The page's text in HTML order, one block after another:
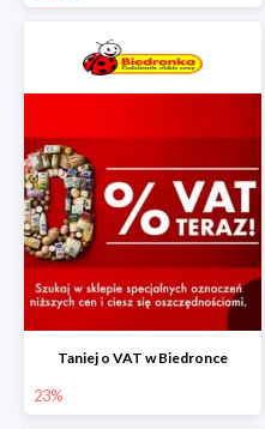
Taniej o VAT w Biedronce
23%